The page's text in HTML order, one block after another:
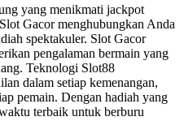
yang menikmati jackpot
Gacor menghubungkan Anda
spektakuler. Slot Gacor
pengalaman bermain yang
Teknologi Slot88
dalam setiap kemenangan,
pemain. Dengan hadiah yang
terbaik untuk berburu